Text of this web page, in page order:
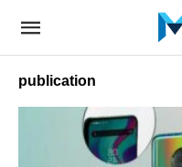
publication